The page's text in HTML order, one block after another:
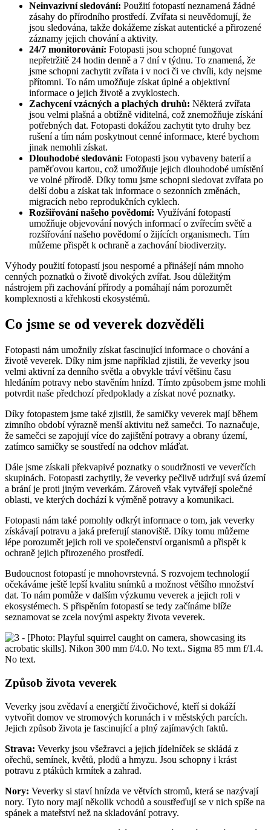
Neinvazivní sledování: Použití fotopastí neznamená žádné
zásahy do přírodního prostředí. Zvířata si neuvědomují, že
jsou sledována, takže dokážeme získat autentické a přirozené
záznamy jejich chování a aktivity.
24/7 monitorování: Fotopasti jsou schopné fungovat
nepřetržitě 24 hodin denně a 7 dní v týdnu. To znamená, že
jsme schopni zachytit zvířata i v noci či ve chvíli, kdy nejsme
přítomni. To nám umožňuje získat úplné a objektivní
informace o jejich životě a zvyklostech.
Zachycení vzácných a plachých druhů: Některá zvířata
jsou velmi plašná a obtížně viditelná, což znemožňuje získání
potřebných dat. Fotopasti dokážou zachytit tyto druhy bez
rušení a tím nám poskytnout cenné informace, které bychom
jinak nemohli získat.
Dlouhodobé sledování: Fotopasti jsou vybaveny baterií a
paměťovou kartou, což umožňuje jejich dlouhodobé umístění
ve volné přírodě. Díky tomu jsme schopni sledovat zvířata po
delší dobu a získat tak informace o sezonních změnách,
migracích nebo reprodukčních cyklech.
Rozšiřování našeho povědomí: Využívání fotopastí
umožňuje objevování nových informací o zvířecím světě a
rozšiřování našeho povědomí o žijících organismech. Tím
můžeme přispět k ochraně a zachování biodiverzity.
Výhody použití fotopastí jsou nesporné a přinášejí nám mnoho
cenných poznatků o životě divokých zvířat. Jsou důležitým
nástrojem při zachování přírody a pomáhají nám porozumět
komplexnosti a křehkosti ekosystémů.
Co jsme se od veverek dozvěděli
Fotopasti nám umožnily získat fascinující informace o chování a
životě veverek. Díky nim jsme například zjistili, že veverky jsou
velmi aktivní za denního světla a obvykle tráví většinu času
hledáním potravy nebo stavěním hnízd. Tímto způsobem jsme mohli
potvrdit naše předchozí předpoklady a získat nové poznatky.
Díky fotopastem jsme také zjistili, že samičky veverek mají během
zimního období výrazně menší aktivitu než samečci. To naznačuje,
že samečci se zapojují více do zajištění potravy a obrany území,
zatímco samičky se soustředí na odchov mláďat.
Dále jsme získali překvapivé poznatky o soudržnosti ve veverčích
skupinách. Fotopasti zachytily, že veverky pečlivě udržují svá území
a brání je proti jiným veverkám. Zároveň však vytvářejí společné
oblasti, ve kterých dochází k výměně potravy a komunikaci.
Fotopasti nám také pomohly odkrýt informace o tom, jak veverky
získávají potravu a jaká preferují stanoviště. Díky tomu můžeme
lépe porozumět jejich roli ve společenství organismů a přispět k
ochraně jejich přirozeného prostředí.
Budoucnost fotopastí je mnohovrstevná. S rozvojem technologií
očekáváme ještě lepší kvalitu snímků a možnost většího množství
dat. To nám pomůže v dalším výzkumu veverek a jejich roli v
ekosystémech. S přispěním fotopastí se tedy začínáme blíže
seznamovat se zcela novými aspekty života veverek.
Způsob života veverek
Veverky jsou zvědaví a energičtí živočichové, kteří si dokáží
vytvořit domov ve stromových korunách i v městských parcích.
Jejich způsob života je fascinující a plný zajímavých faktů.
Strava: Veverky jsou všežravci a jejich jídelníček se skládá z
ořechů, semínek, květů, plodů a hmyzu. Jsou schopny i krást
potravu z ptákůch krmítek a zahrad.
Nory: Veverky si staví hnízda ve větvích stromů, která se nazývají
nory. Tyto nory mají několik vchodů a soustřeďují se v nich spíše na
spánek a mateřství než na skladování potravy.